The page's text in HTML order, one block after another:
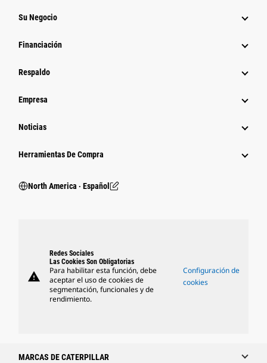
Su Negocio
Financiación
Respaldo
Empresa
Noticias
Herramientas De Compra
North America ‧ Español
warning
Redes Sociales
Las Cookies Son Obligatorias
Para habilitar esta función, debe
aceptar el uso de cookies de
segmentación, funcionales y de
rendimiento.
Configuración de
cookies
MARCAS DE CATERPILLAR